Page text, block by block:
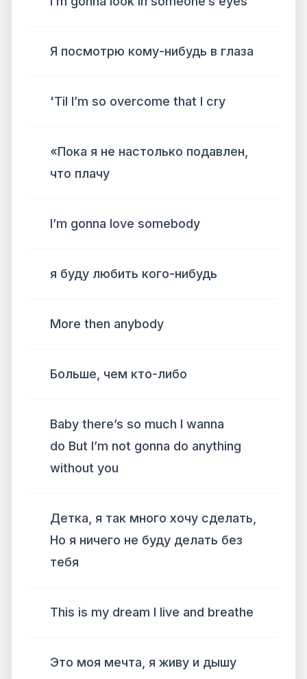
Я посмотрю кому-нибудь в глаза
'Til I’m so overcome that I cry
«Пока я не настолько подавлен,
что плачу
I’m gonna love somebody
я буду любить кого-нибудь
More then anybody
Больше, чем кто-либо
Baby there’s so much I wanna
do But I’m not gonna do anything
without you
Детка, я так много хочу сделать,
Но я ничего не буду делать без
тебя
This is my dream I live and breathe
Это моя мечта, я живу и дышу